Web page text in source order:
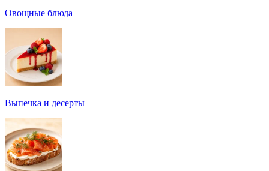
Овощные блюда
Выпечка и десерты